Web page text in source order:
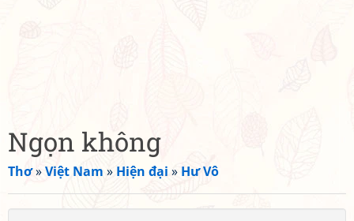
Ngọn không
Thơ»Việt Nam » Hiện đại » Hư Vô